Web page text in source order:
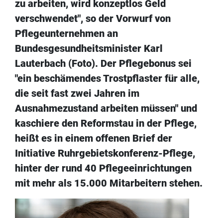
zu arbeiten, wird konzeptlos Geld
verschwendet", so der Vorwurf von
Pflegeunternehmen an
Bundesgesundheitsminister Karl
Lauterbach (Foto). Der Pflegebonus sei
"ein beschämendes Trostpflaster für alle,
die seit fast zwei Jahren im
Ausnahmezustand arbeiten müssen" und
kaschiere den Reformstau in der Pflege,
heißt es in einem offenen Brief der
Initiative Ruhrgebietskonferenz-Pflege,
hinter der rund 40 Pflegeeinrichtungen
mit mehr als 15.000 Mitarbeitern stehen.